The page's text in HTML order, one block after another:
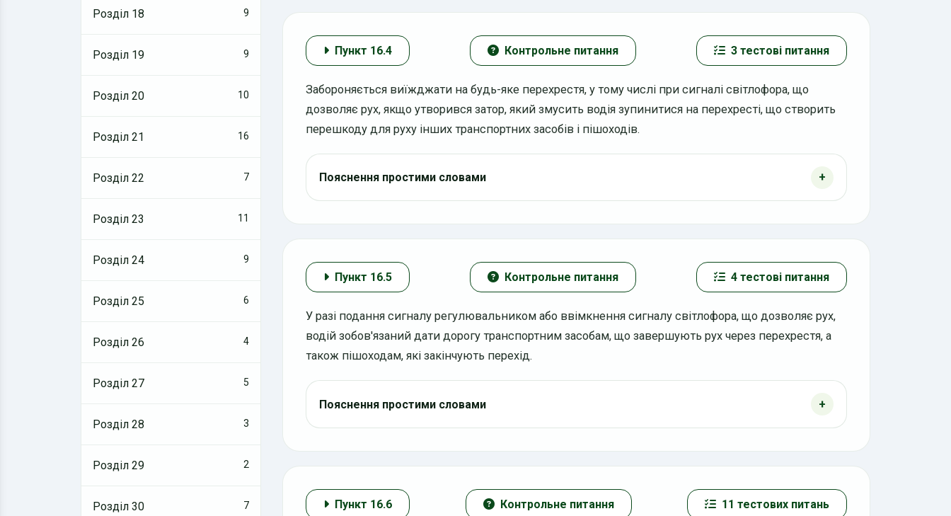
Розділ 18 9
Розділ 19 9
Розділ 20 10
Розділ 21 16
Розділ 22 7
Розділ 23 11
Розділ 24 9
Розділ 25 6
Розділ 26 4
Розділ 27 5
Розділ 28 3
Розділ 29 2
Розділ 30 7
Пункт 16.4 Контрольне питання 3 тестові питання
Забороняється виїжджати на будь-яке перехрестя, у тому числі при сигналі світлофора, що
дозволяє рух, якщо утворився затор, який змусить водія зупинитися на перехресті, що створить
перешкоду для руху інших транспортних засобів і пішоходів.
Пояснення простими словами
Пункт 16.5 Контрольне питання 4 тестові питання
У разі подання сигналу регулювальником або ввімкнення сигналу світлофора, що дозволяє рух,
водій зобов'язаний дати дорогу транспортним засобам, що завершують рух через перехрестя, а
також пішоходам, які закінчують перехід.
Пояснення простими словами
Пункт 16.6 Контрольне питання 11 тестових питань